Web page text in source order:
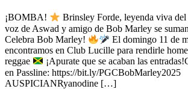
¡BOMBA!
Brinsley Forde, leyenda viva del
voz de Aswad y amigo de Bob Marley se
Celebra Bob Marley!
El domingo 11 de
encontramos en Club Lucille para rendirle
reggae
¡Apurate que se acaban las
en Passline: https://bit.ly/PGCBobMarley2025
AUSPICIANRyanodine […]